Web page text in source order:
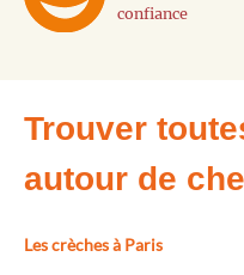
confiance
Trouver
autour de
Les crèches à Paris